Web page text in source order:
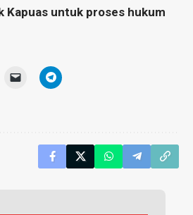
Kapuas untuk proses hukum